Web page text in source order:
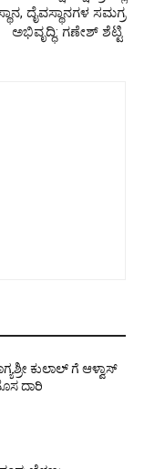
ದೈವಸ್ಥಾನಗಳ ಸಮಗ್ರ
ಅಭಿವೃದ್ಧಿ: ಗಣೇಶ್ ಶೆಟ್ಟಿ
ಕುಲಾಲ್ ಗೆ ಆಳ್ವಾಸ್
ದಾರಿ